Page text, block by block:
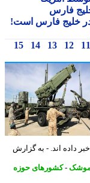
فارس
فارس است!
12
13
14
15
اند. - به گزارش
-کشورهای حوزه